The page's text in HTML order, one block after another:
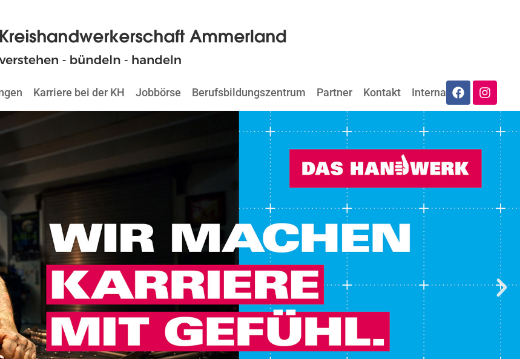
Karriere bei der KH Jobbörse Berufsbildungszentrum Partner Kontakt Internat